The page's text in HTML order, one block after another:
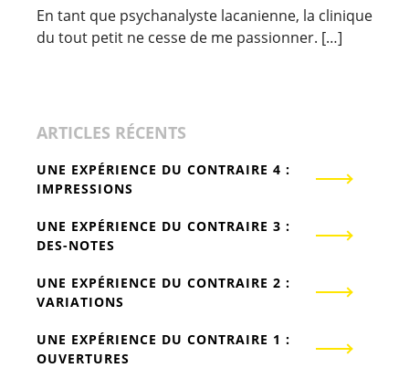
En tant que psychanalyste lacanienne, la clinique
du tout petit ne cesse de me passionner. […]
ARTICLES RÉCENTS
UNE EXPÉRIENCE DU CONTRAIRE 4 :
IMPRESSIONS
UNE EXPÉRIENCE DU CONTRAIRE 3 :
DES-NOTES
UNE EXPÉRIENCE DU CONTRAIRE 2 :
VARIATIONS
UNE EXPÉRIENCE DU CONTRAIRE 1 :
OUVERTURES